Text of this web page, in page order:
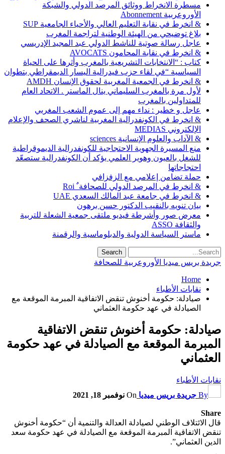
مسطرة الانخراط ووثائق المرصد الدولي والشبكة
الأوروعربية Abonnement
& انخرط في نقابة التعليم العالي والأحياء الجامعية SUP
بلاغ توضيحي من الهيئة الوطنية لتراجمة المغرب
عاجل رسالة صوتية للناشط الدولي عبد المجيد الإدريسي
& انخرط في نقابة المحامون AVOCATS
كتاب : “الانتخابات التشريعية بالمغرب وأثرها على الحياة
السياسية “في لقاء حزب فيدرالية اليسار الديمقراطي بتطوان
& انخرط في الجمعية المغربية لحقوق الإنسان AMDH
لأول مرة بالمغرب السليماني ينال الماستر . الاتحاد العام
للمتداولين بالمغرب
عاجل و خطير : نداء مهم إلى عموم الشعب المغربي
& انخرط في الكونفدرالية المغربية لناشري الصحف والإعلام
الإلكتروني MEDIAS
& الآداب والعلوم الإنسانية sciences
منع المسيرة الجهوية الاحتجاجية للكونفدرالية الديموقراطية
للشغل بالعيون وهوير العلمي يؤكد أن الكونفدرالية ستصعّد
احتجاجاتها
حملة تضامن إعلامي مع الزفزافي
& انخرط في المرصد الدولي للصحافة ٌ Roi
& انخرط في جامعة عبد المالك السعدي UAE
بيان تنويه بالنقيب الدكتور حسن برهون
معرض صور وأشرطة فيديو ملتقى جمعية الشعلة للتربية
والثقافة ASSO
ماستر السياسة الدولية والدبلوماسية والرقمنة
جريدة بريس ميديا الأوروعربية للصحافة
Home
نقابات الأطباء
صيادلة: حكومة أخنوش تنقض الاتفاقية المبرمة الموقعة مع
الصيادلة في عهد حكومة العثماني
صيادلة: حكومة أخنوش تنقض الاتفاقية
المبرمة الموقعة مع الصيادلة في عهد حكومة
العثماني
نقابات الأطباء
By جريدة بريس ميديا On نوفمبر 18, 2021
Share
قال الائتلاف الوطني لصيادلة العدالة والتنمية أن “حكومة أخنوش
تنقض الاتفاقية المبرمة الموقعة مع الصيادلة في عهد حكومة سعد
الدين العثماني”.